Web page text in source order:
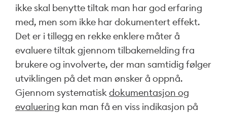
ikke skal benytte tiltak man har god erfaring
med, men som ikke har dokumentert effekt.
Det er i tillegg en rekke enklere måter å
evaluere tiltak gjennom tilbakemelding fra
brukere og involverte, der man samtidig følger
utviklingen på det man ønsker å oppnå.
Gjennom systematisk dokumentasjon og
evaluering kan man få en viss indikasjon på